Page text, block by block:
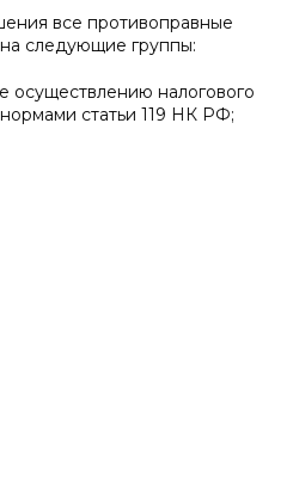
все противоправные
следующие группы:
осуществлению налогового
статьи 119 НК РФ;